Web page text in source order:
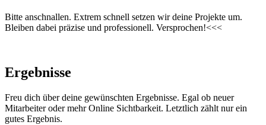
Bitte anschnallen. Extrem schnell setzen wir deine Projekte um.
Bleiben dabei präzise und professionell. Versprochen!<<<
Ergebnisse
Freu dich über deine gewünschten Ergebnisse. Egal ob neuer
Mitarbeiter oder mehr Online Sichtbarkeit. Letztlich zählt nur ein
gutes Ergebnis.